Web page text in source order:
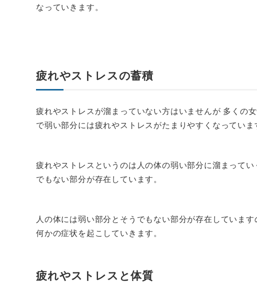
なっていきます。
疲れやストレスの蓄積
疲れやストレスが溜まっていない方はいませんが 多くの
で弱い部分には疲れやストレスがたまりやすくなっていま
疲れやストレスというのは人の体の弱い部分に溜まって
でもない部分が存在しています。
人の体には弱い部分とそうでもない部分が存在していま
何かの症状を起こしていきます。
疲れやストレスと体質